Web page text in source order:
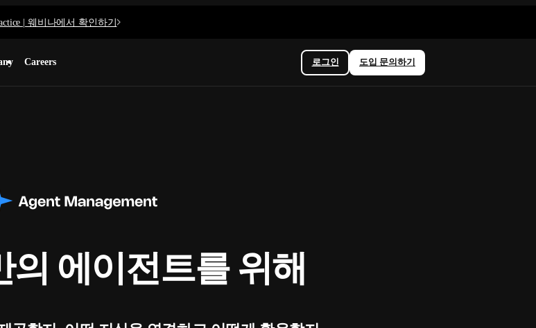
| 웨비나에서 확인하기
Careers 로그인 도입 문의하기
의 에이전트를 위해